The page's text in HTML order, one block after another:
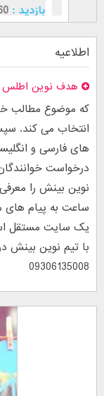
اطلاعیه
هدف نوین اطلس
که موضوع مطالب
انتخاب می کند.
های فارسی و
درخواست
ساعت به پیام
یک سایت مستقل است
با تیم نوین بینش
09306135008